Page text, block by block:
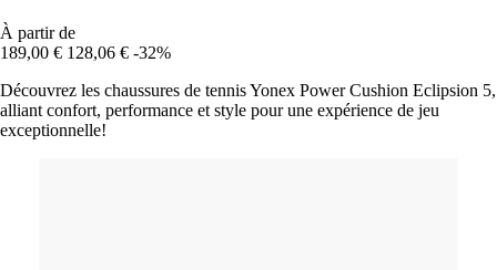
À partir de
189,00 € 128,06 € -32%
Découvrez les chaussures de tennis Yonex Power Cushion Eclipsion 5,
alliant confort, performance et style pour une expérience de jeu
exceptionnelle!